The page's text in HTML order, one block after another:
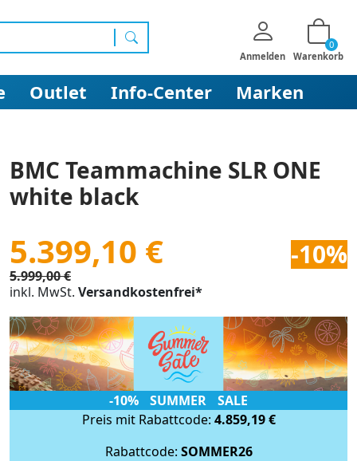
Suchen Anmelden Warenkorb
0
Outlet Info-Center Marken
BMC Teammachine SLR ONE
white black
5.399,10 € -10%
5.999,00 €
inkl. MwSt. Versandkostenfrei*
-10% SUMMER SALE
Preis mit Rabattcode: 4.859,19 €
Rabattcode: SOMMER26